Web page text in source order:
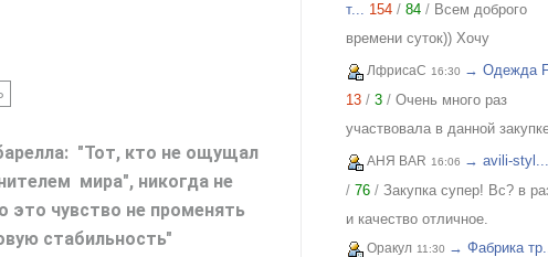
"Тот, кто не ощущал
мира", никогда не
это чувство не променять
стабильность"
т... 154 / 84 / Всем доброго
времени суток)) Хочу
похвастаться своей
обновкой,заказывала сарафан
закупке (Нагорная трикотаж) и
осталась в полном восторге
качества)) Соответствие
всяких похвал))
ЛфрисаС 16:30 → Одежда
13 / 3 / Очень много раз
участвовала в данной
приобретала и для себя и
и джинсы, и джемпера, и
блузки, вещи качественные,
соответствуют размеру и
АНЯ BAR 16:06 → avili-styl...
/ 76 / Закупка супер! Вс? в
и качество отличное.
Оракул 11:30 → Фабрика